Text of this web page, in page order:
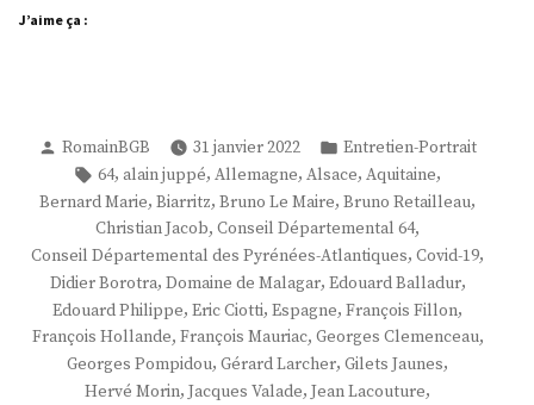
J’aime ça :
Publié
par
RomainBGB 31 janvier 2022
Publié
dans
Entretien-Portrait
Étiquettes :
64, alain juppé, Allemagne, Alsace, Aquitaine,
Bernard Marie, Biarritz, Bruno Le Maire, Bruno Retailleau,
Christian Jacob, Conseil Départemental 64,
Conseil Départemental des Pyrénées-Atlantiques, Covid-19,
Didier Borotra, Domaine de Malagar, Edouard Balladur,
Edouard Philippe, Eric Ciotti, Espagne, François Fillon,
François Hollande, François Mauriac, Georges Clemenceau,
Georges Pompidou, Gérard Larcher, Gilets Jaunes,
Hervé Morin, Jacques Valade, Jean Lacouture,